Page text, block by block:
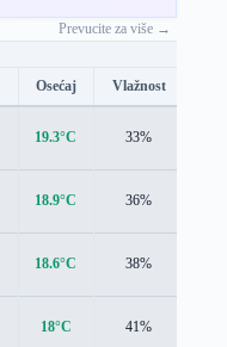
Prevucite za više →
Osećaj Vlažnost
19.3°C 33%
18.9°C 36%
18.6°C 38%
18°C 41%